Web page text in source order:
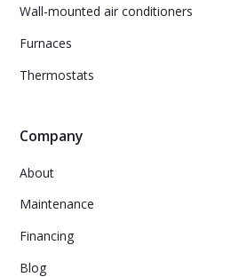
Wall-mounted air conditioners
Furnaces
Thermostats
Company
About
Maintenance
Financing
Blog